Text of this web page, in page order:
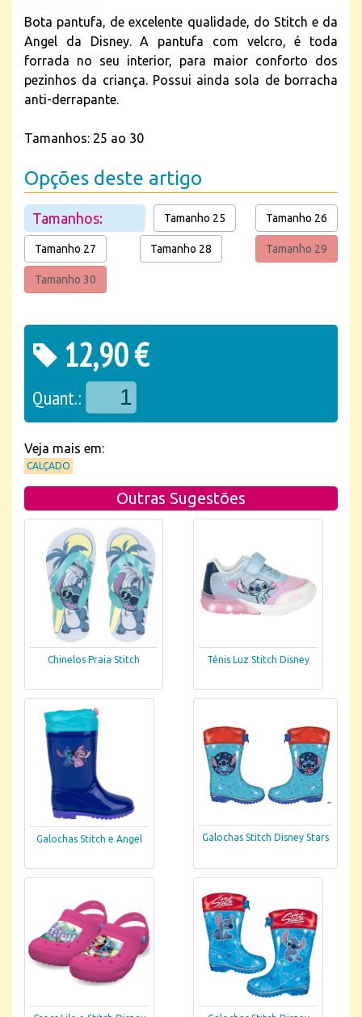
Bota pantufa, de excelente qualidade, do Stitch e da
Angel da Disney. A pantufa com velcro, é toda
forrada no seu interior, para maior conforto dos
pezinhos da criança. Possui ainda sola de borracha
anti-derrapante.
Tamanhos: 25 ao 30
Opções deste artigo
Tamanhos: Tamanho 25 Tamanho 26
Tamanho 27 Tamanho 28 Tamanho 29
Tamanho 30
12,90 €
Quant.:
Veja mais em:
CALÇADO
Outras Sugestões
Chinelos Praia Stitch Ténis Luz Stitch Disney
Galochas Stitch e Angel Galochas Stitch Disney Stars